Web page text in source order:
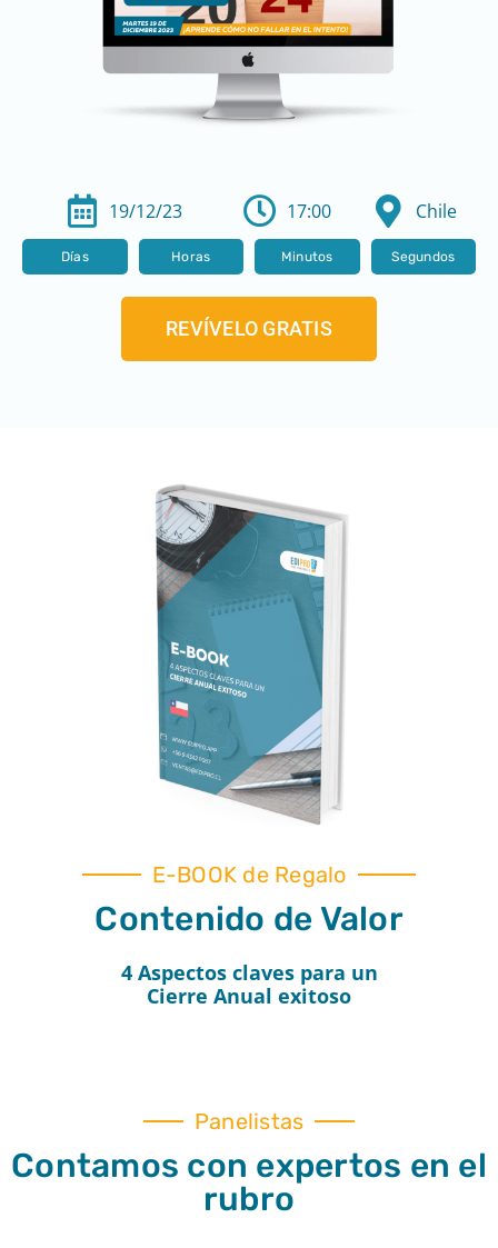
19/12/23 17:00 Chile
Días Horas Minutos Segundos
REVÍVELO GRATIS
E-BOOK de Regalo
Contenido de Valor
4 Aspectos claves para un
Cierre Anual exitoso
Panelistas
Contamos con expertos en el
rubro